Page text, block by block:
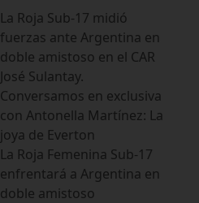
La Roja Sub-17 midió
fuerzas ante Argentina en
doble amistoso en el CAR
José Sulantay.
Conversamos en exclusiva
con Antonella Martínez: La
joya de Everton
La Roja Femenina Sub-17
enfrentará a Argentina en
doble amistoso